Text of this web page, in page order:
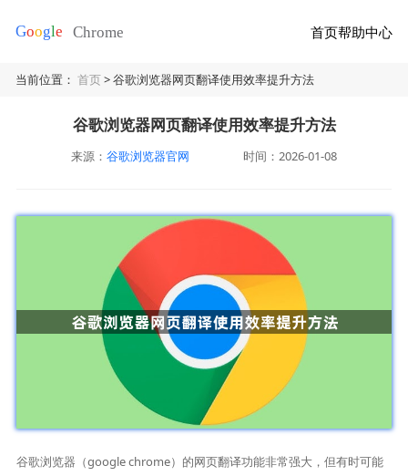
首页帮助中心
当前位置：首页> 谷歌浏览器网页翻译使用效率提升方法
谷歌浏览器网页翻译使用效率提升方法
来源： 谷歌浏览器官网 时间：2026-01-08
谷歌浏览器（google chrome）的网页翻译功能非常强大，但有时可能